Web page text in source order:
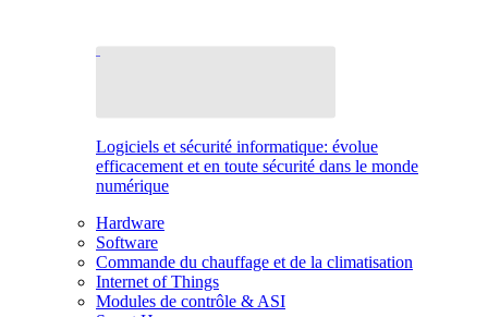
Logiciels et sécurité informatique: évolue
efficacement et en toute sécurité dans le monde
numérique
Hardware
Software
Commande du chauffage et de la climatisation
Internet of Things
Modules de contrôle & ASI